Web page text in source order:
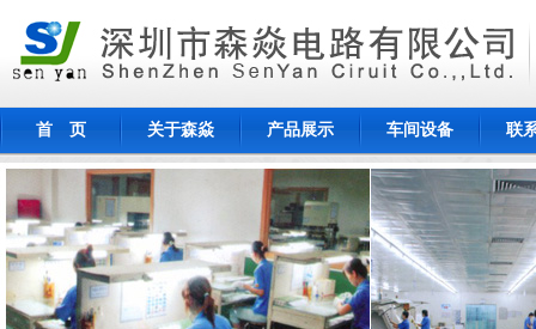
首 页 关于森焱 产品展示 车间设备 联